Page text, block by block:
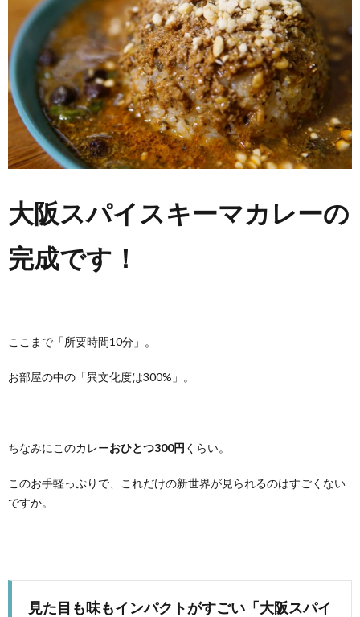
大阪スパイスキーマカレーの
完成です！
ここまで「所要時間10分」。
お部屋の中の「異文化度は300%」。
ちなみにこのカレーおひとつ300円 くらい。
このお手軽っぷりで、これだけの新世界が見られるのはすごくない
ですか。
見た目も味もインパクトがすごい「大阪スパイ